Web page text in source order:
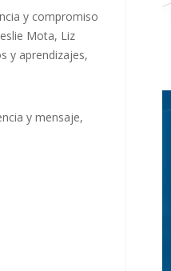
y compromiso
Mota, Liz
y aprendizajes,
y mensaje,